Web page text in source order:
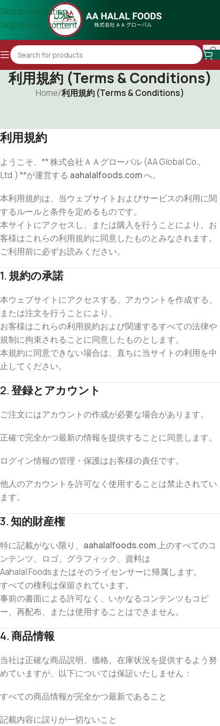
Skip to navigation
Skip to main content
利用規約 (Terms & Conditions)
Home/利用規約 (Terms & Conditions)
利用規約
ようこそ、** 株式会社ＡＡグローバル (AA Global Co.,
Ltd.) **が運営する aahalalfoods.comへ。
本利用規約は、当ウェブサイトおよびサービスの利用に関
するルールと条件を定めるものです。
本サイトにアクセスし、または購入を行うことにより、お
客様はこれらの利用規約に同意したものとみなされます。
ご利用前に必ずお読みください。
1. 規約の承諾
本ウェブサイトにアクセスする、アカウントを作成する、
または注文を行うことにより、
お客様はこれらの利用規約および関連するすべての法律や
規制に拘束されることに同意したものとします。
本規約に同意できない場合は、直ちに当サイトの利用を中
止してください。
2. 登録とアカウント
ご注文にはアカウントの作成が必要な場合があります。
正確で完全かつ最新の情報を提供することに同意します。
ログイン情報の管理・保護はお客様の責任です。
他人のアカウントを許可なく使用することは禁止されてい
ます。
3. 知的財産権
特に記載がない限り、 aahalalfoods.com上のすべてのコ
ンテンツ、ロゴ、グラフィック、資料は
Aahalal Foodsまたはそのライセンサーに帰属します。
すべての権利は保留されています。
事前の書面による許可なく、いかなるコンテンツもコピ
ー、再配布、または使用することはできません。
4. 商品情報
当社は正確な商品説明、価格、在庫状況を提供するよう努
めていますが、以下については保証いたしません：
すべての商品情報が完全かつ最新であること
記載内容に誤りが一切ないこと